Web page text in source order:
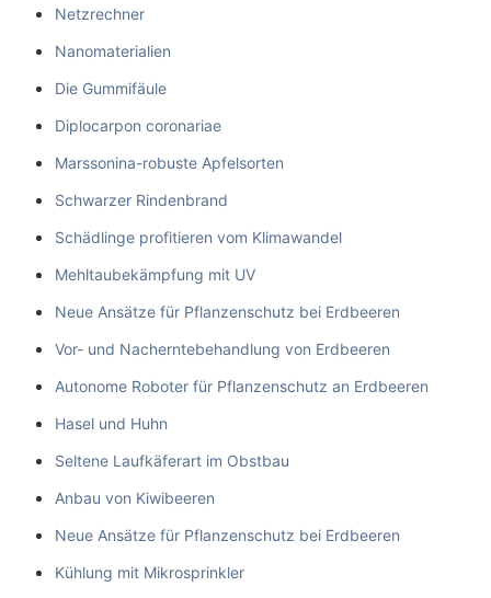
Netzrechner
Nanomaterialien
Die Gummifäule
Diplocarpon coronariae
Marssonina-robuste Apfelsorten
Schwarzer Rindenbrand
Schädlinge profitieren vom Klimawandel
Mehltaubekämpfung mit UV
Neue Ansätze für Pflanzenschutz bei Erdbeeren
Vor- und Nacherntebehandlung von Erdbeeren
Autonome Roboter für Pflanzenschutz an Erdbeeren
Hasel und Huhn
Seltene Laufkäferart im Obstbau
Anbau von Kiwibeeren
Neue Ansätze für Pflanzenschutz bei Erdbeeren
Kühlung mit Mikrosprinkler